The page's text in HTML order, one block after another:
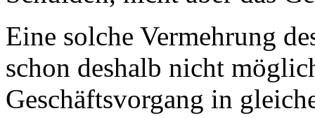
Eine solche Vermehrung
schon deshalb nicht
Geschäftsvorgang in